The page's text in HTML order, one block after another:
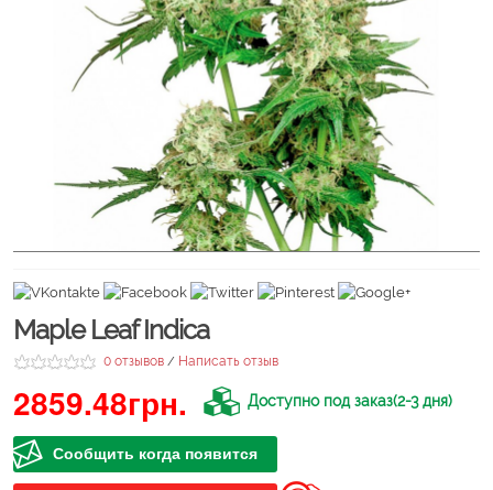
Maple Leaf Indica
0 отзывов / Написать отзыв
2859.48грн. Доступно под заказ(2-3 дня)
Сообщить когда появится